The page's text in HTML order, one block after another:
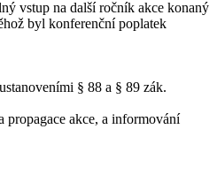
vstup na další ročník akce konaný
byl konferenční poplatek
§ 88 a § 89 zák.
propagace akce, a informování